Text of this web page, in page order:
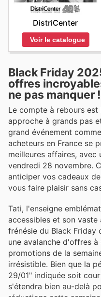
DistriCenter
Voir le catalogue
Black Friday
offres
ne pas manquer !
Le compte à rebours
approche à grands pas
grand événement
acheteurs en France se
meilleures affaires, avec
vendredi 28 novembre.
anticiper vos cadeaux
vous faire plaisir sans
Tati, l'enseigne
accessibles et son
frénésie du Black Friday
une avalanche d'offres
promotions de la
irrésistible. Bien que la
29/01" indiquée soit
s'étendra bien au-delà